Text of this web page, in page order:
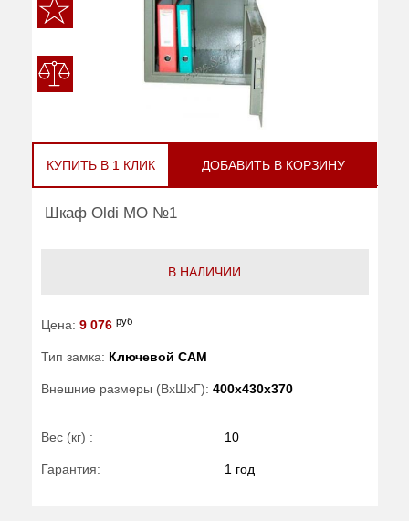
КУПИТЬ В 1 КЛИК ДОБАВИТЬ В КОРЗИНУ
Шкаф Oldi МО №1
В НАЛИЧИИ
Цена: 9 076 руб
Тип замка: Ключевой САМ
Внешние размеры (ВхШхГ): 400x430x370
Вес (кг) : 10
Гарантия: 1 год